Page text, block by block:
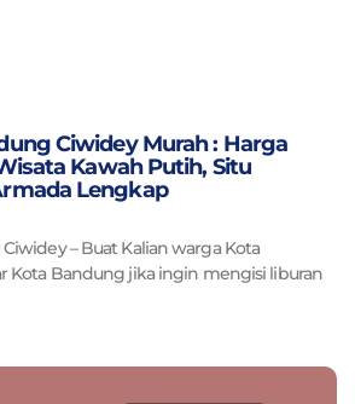
Ciwidey Murah : Harga
Kawah Putih, Situ
Lengkap
– Buat Kalian warga Kota
Kota Bandung jika ingin mengisi liburan